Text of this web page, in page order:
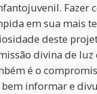
Fazer
em sua mais
deste
divina de luz
é o
bem informar e